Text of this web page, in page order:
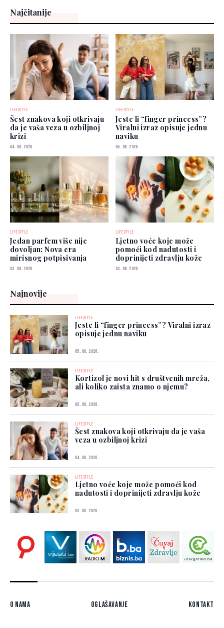
Najčitanije
LIFESTYLE
Šest znakova koji otkrivaju
da je vaša veza u ozbiljnoj
krizi
04. 08. 2026.
LIFESTYLE
Jeste li “finger princess”?
Viralni izraz opisuje jednu
naviku
05. 08. 2026.
LIFESTYLE
Jedan parfem više nije
dovoljan: Nova era
mirisnog potpisivanja
03. 08. 2026.
LIFESTYLE
Ljetno voće koje može
pomoći kod nadutosti i
doprinijeti zdravlju kože
03. 08. 2026.
Najnovije
LIFESTYLE
Jeste li “finger princess”? Viralni izraz
opisuje jednu naviku
05. 08. 2026.
LIFESTYLE
Kortizol je novi hit s društvenih mreža,
ali koliko zaista znamo o njemu?
05. 08. 2026.
LIFESTYLE
Šest znakova koji otkrivaju da je vaša
veza u ozbiljnoj krizi
04. 08. 2026.
LIFESTYLE
Ljetno voće koje može pomoći kod
nadutosti i doprinijeti zdravlju kože
03. 08. 2026.
O nama Oglašavanje Kontakt